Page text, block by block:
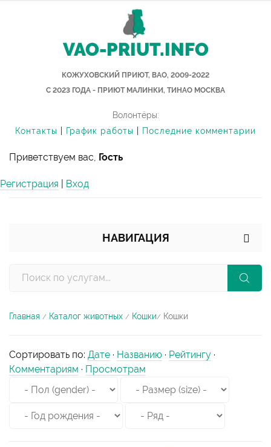
VAO-PRIUT.INFO
КОЖУХОВСКИЙ ПРИЮТ, ВАО, 2009-2022
С 2023 ГОДА - ПРИЮТ МАЛИНКИ, ТИНАО МОСКВА
Волонтёры:
Контакты
График работы Последние комментарии
Приветствуем вас, Гость
Регистрация Вход
НАВИГАЦИЯ
Главная / Каталог животных / Кошки/ Кошки
Сортировать по: Дате · Названию · Рейтингу ·
Комментариям · Просмотрам